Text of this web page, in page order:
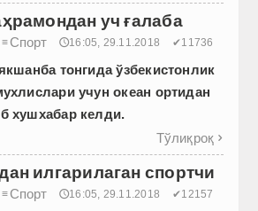
уч ғалаба
≡Спорт 🕔16:05, 29.11.2018 ✔11736
тонгида ўзбекистонлик
учун океан ортидан
хушхабар келди.
Тўлиқроқ 
илгарилаган спортчи
≡Спорт 🕔16:05, 29.11.2018 ✔12157